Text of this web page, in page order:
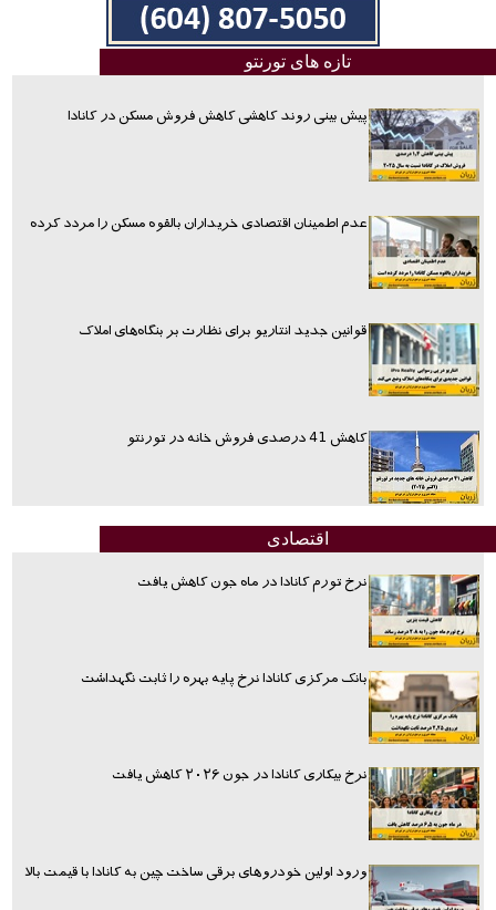
تازه های تورنتو
پیش بینی روند کاهشی کاهش فروش مسکن در کانادا
عدم اطمینان اقتصادی خریداران بالقوه مسکن را مردد کرده
قوانین جدید انتاریو برای نظارت بر بنگاه‌های املاک
کاهش 41 درصدی فروش خانه در تورنتو
اقتصادی
نرخ تورم کانادا در ماه جون کاهش یافت
بانک مرکزی کانادا نرخ پایه بهره را ثابت نگهداشت
نرخ بیکاری کانادا در جون ۲۰۲۶ کاهش یافت
ورود اولین خودروهای برقی ساخت چین به کانادا با قیمت بالا